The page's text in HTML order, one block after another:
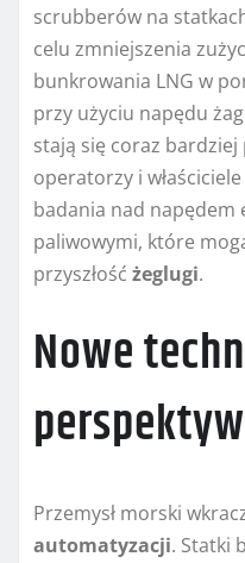
scrubberów na
celu zmniejszenia
bunkrowania LNG w
przy użyciu napędu
stają się coraz
operatorzy i
badania nad napędem
paliwowymi, które
przyszłość żeglugi.
Nowe
Przemysł morski
automatyzacji. Statki